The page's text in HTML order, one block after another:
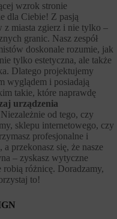
wzrok stronie
dla Ciebie! Z pasją
miasta zgierz i nie tylko –
granic. Nasz zespół
doskonale rozumie, jak
tylko estetyczna, ale także
Dlatego projektujemy
wyglądem i posiadają
takie, które naprawdę
urządzenia
od tego, czy
sklepu internetowego, czy
profesjonalne i
przekonasz się, że nasze
– zyskasz wytyczne
różnicę. Doradzamy,
to!